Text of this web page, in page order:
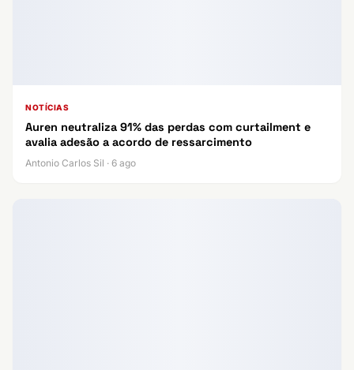
NOTÍCIAS
Auren neutraliza 91% das perdas com curtailment e
avalia adesão a acordo de ressarcimento
Antonio Carlos Sil · 6 ago